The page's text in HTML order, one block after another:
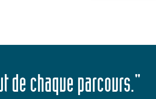
de chaque parcours."